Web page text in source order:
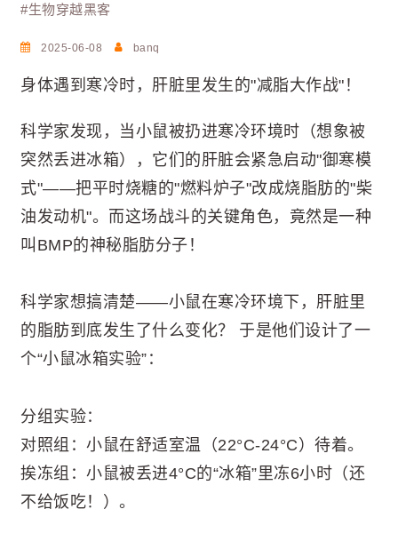
#生物穿越黑客
2025-06-08 banq
身体遇到寒冷时，肝脏里发生的"减脂大作战"！
科学家发现，当小鼠被扔进寒冷环境时（想象被
突然丢进冰箱），它们的肝脏会紧急启动"御寒模
式"——把平时烧糖的"燃料炉子"改成烧脂肪的"柴
油发动机"。而这场战斗的关键角色，竟然是一种
叫BMP的神秘脂肪分子！
科学家想搞清楚——小鼠在寒冷环境下，肝脏里
的脂肪到底发生了什么变化？ 于是他们设计了一
个“小鼠冰箱实验”：
分组实验：
对照组：小鼠在舒适室温（22°C-24°C）待着。
挨冻组：小鼠被丢进4°C的“冰箱”里冻6小时（还
不给饭吃！）。